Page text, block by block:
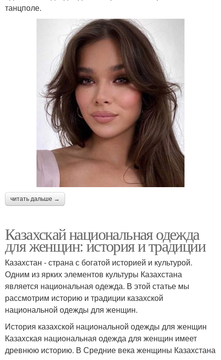
танцполе.
читать дальше →
Казахскай национальная одежда
для женщин: история и традиции
Казахстан - страна с богатой историей и культурой.
Одним из ярких элементов культуры Казахстана
является национальная одежда. В этой статье мы
рассмотрим историю и традиции казахской
национальной одежды для женщин.
История казахской национальной одежды для женщин
Казахская национальная одежда для женщин имеет
древнюю историю. В Средние века женщины Казахстана